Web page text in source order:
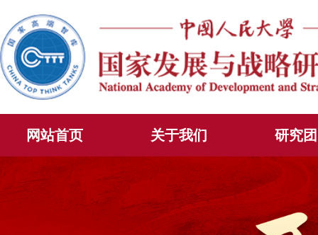
网站首页 关于我们 研究